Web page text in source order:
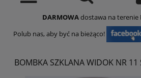
DARMOWAdostawa na terenie
Polub nas, aby być na bieżąco!
BOMBKA SZKLANA WIDOK NR 11